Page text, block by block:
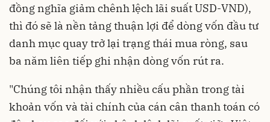
đồng nghĩa giảm chênh lệch lãi suất USD-VND),
thì đó sẽ là nền tảng thuận lợi để dòng vốn đầu tư
danh mục quay trở lại trạng thái mua ròng, sau
ba năm liên tiếp ghi nhận dòng vốn rút ra.
"Chúng tôi nhận thấy nhiều cấu phần trong tài
khoản vốn và tài chính của cán cân thanh toán có